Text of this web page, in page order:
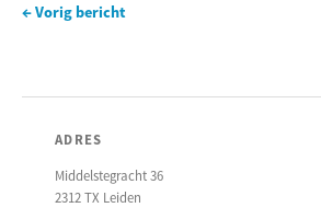
← Vorig bericht
ADRES
Middelstegracht 36
2312 TX Leiden